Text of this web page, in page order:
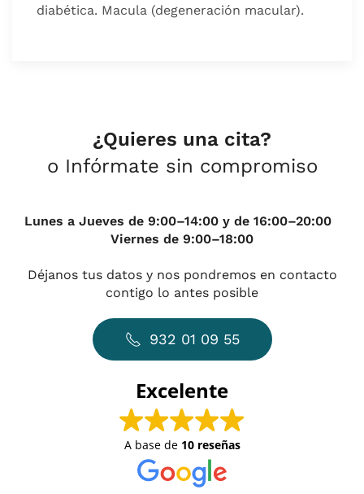
diabética. Macula (degeneración macular).
¿Quieres una cita?
o Infórmate sin compromiso
Lunes a Jueves de 9:00–14:00 y de 16:00–20:00
Viernes de 9:00–18:00
Déjanos tus datos y nos pondremos en contacto
contigo lo antes posible
932 01 09 55
Excelente
A base de 10 reseñas